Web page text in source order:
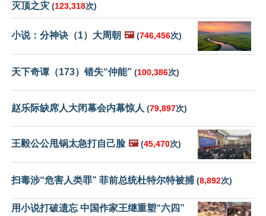
灭顶之灾 (123,318次)
小说：分神诀（1）大周朝 🖼️ (746,456次)
天下奇谭（173）错失“仲能” (100,386次)
赵乐际缺席人大闭幕会内幕惊人 (79,897次)
王毅公公甩锅太急打自己脸 🖼️ (45,470次)
扫毒涉“危害人类罪” 菲前总统杜特尔特被捕(8,892次)
用小说打破遗忘 中国作家王继重塑“六四”